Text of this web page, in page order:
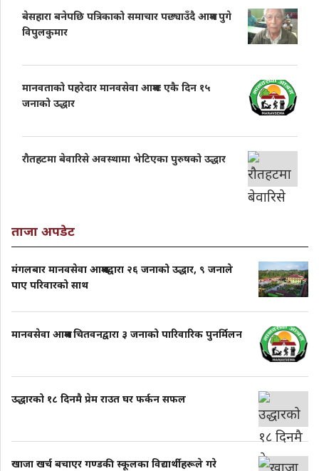
बेसहारा बनेपछि पत्रिकाको समाचार पछ्याउँदै आश्रम पुगे
विपुलकुमार
मानवताको पहरेदार मानवसेवा आश्रमः एकै दिन १५
जनाको उद्धार
राैतहटमा बेवारिसे अवस्थामा भेटिएका पुरुषको उद्धार
ताजा अपडेट
मंगलबार मानवसेवा आश्रमद्वारा २६ जनाको उद्धार, ९ जनाले
पाए परिवारको साथ
मानवसेवा आश्रम चितवनद्वारा ३ जनाको पारिवारिक पुनर्मिलन
उद्धारको १८ दिनमै प्रेम राउत घर फर्कन सफल
खाजा खर्च बचाएर गण्डकी स्कूलका विद्यार्थीहरूले गरे